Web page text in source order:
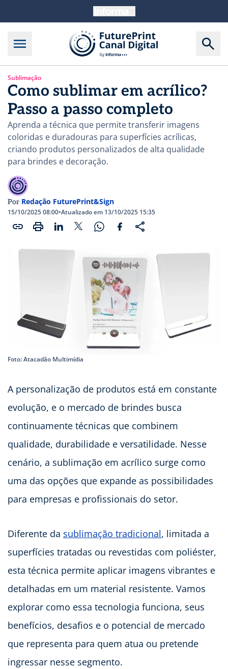
Sublimação
Como sublimar em acrílico?
Passo a passo completo
Aprenda a técnica que permite transferir imagens
coloridas e duradouras para superfícies acrílicas,
criando produtos personalizados de alta qualidade
para brindes e decoração.
Por Redação FuturePrint&Sign
15/10/2025 08:00•Atualizado em 13/10/2025 15:35
Foto: Atacadão Multimídia
A personalização de produtos está em constante
evolução, e o mercado de brindes busca
continuamente técnicas que combinem
qualidade, durabilidade e versatilidade. Nesse
cenário, a sublimação em acrílico surge como
uma das opções que expande as possibilidades
para empresas e profissionais do setor.
Diferente da sublimação tradicional, limitada a
superfícies tratadas ou revestidas com poliéster,
esta técnica permite aplicar imagens vibrantes e
detalhadas em um material resistente. Vamos
explorar como essa tecnologia funciona, seus
benefícios, desafios e o potencial de mercado
que representa para quem atua ou pretende
ingressar nesse segmento.